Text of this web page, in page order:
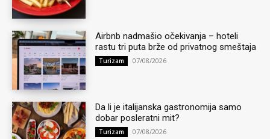
Airbnb nadmašio očekivanja – hoteli
rastu tri puta brže od privatnog smeštaja
Turizam 07/08/2026
Da li je italijanska gastronomija samo
dobar posleratni mit?
Turizam 07/08/2026